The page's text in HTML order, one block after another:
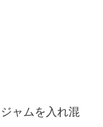
ャムを入れ混